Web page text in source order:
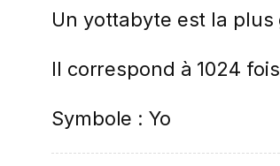
Un yottabyte est la
Il correspond à 1024
Symbole : Yo